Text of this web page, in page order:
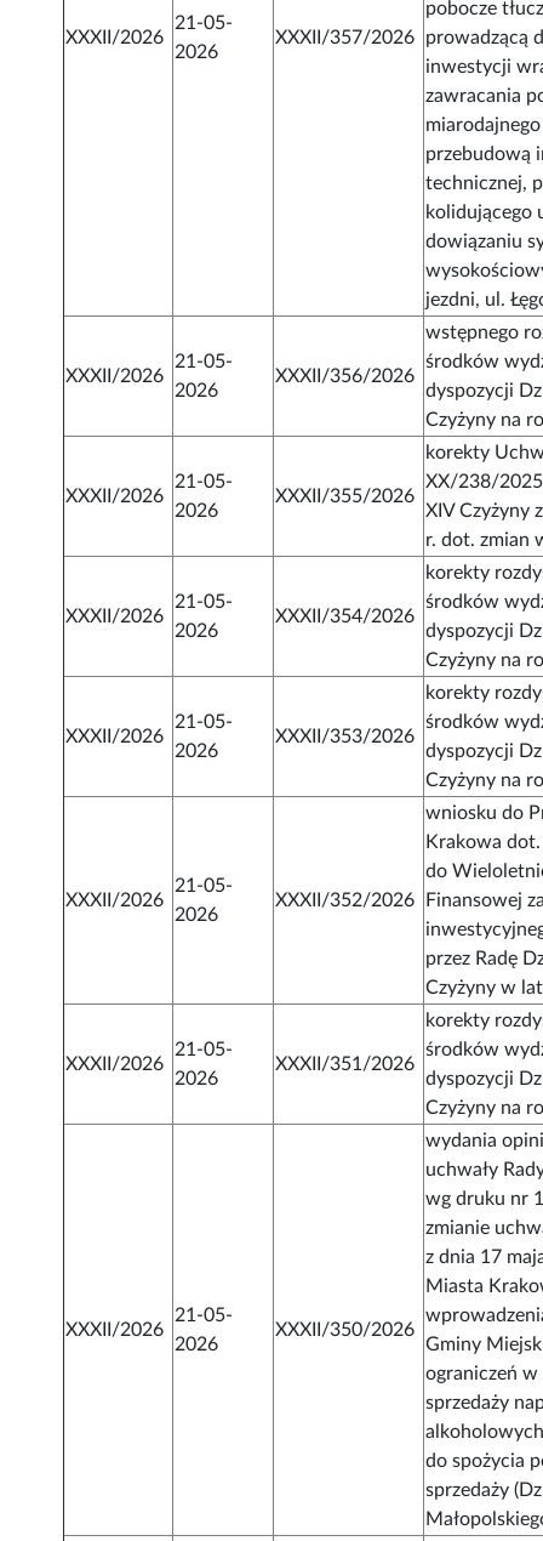
XXXII/2026
21-05-
2026
XXXII/357/2026
pobocze
prowadzącą
inwestycji
zawracania
przebudową
technicznej,
kolidującego
dowiązaniu
jezdni, ul.
XXXII/2026
21-05-
2026
XXXII/356/2026
wstępnego
środków
dyspozycji
Czyżyny na
XXXII/2026
21-05-
2026
XXXII/355/2026
korekty
XX/238/
XIV Czyżyny
r. dot. zmian
XXXII/2026
21-05-
2026
XXXII/354/2026
korekty
środków
dyspozycji
Czyżyny na
XXXII/2026
21-05-
2026
XXXII/353/2026
korekty
środków
dyspozycji
Czyżyny na
XXXII/2026
21-05-
2026
XXXII/352/2026
wniosku do
Krakowa
do
Finansowej
przez Radę
Czyżyny w
XXXII/2026
21-05-
2026
XXXII/351/2026
korekty
środków
dyspozycji
Czyżyny na
XXXII/2026
21-05-
2026
XXXII/350/2026
wydania
uchwały
wg druku nr
zmianie
z dnia 17
Miasta
Gminy
ograniczeń
sprzedaży
do spożycia
sprzedaży